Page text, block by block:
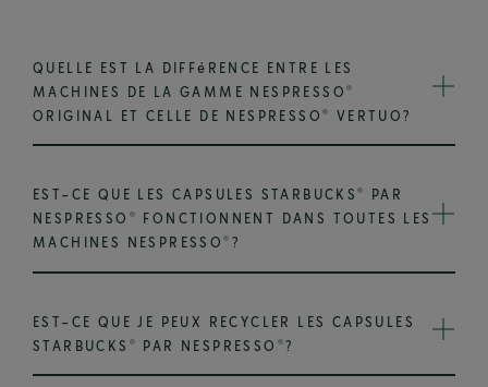
QUELLE EST LA DIFFéRENCE ENTRE LES
MACHINES DE LA GAMME NESPRESSO ®
ORIGINAL ET CELLE DE NESPRESSO ® VERTUO?
EST-CE QUE LES CAPSULES STARBUCKS®
PAR
NESPRESSO
®
FONCTIONNENT DANS TOUTES LES
MACHINES NESPRESSO® ?
EST-CE QUE JE PEUX RECYCLER LES CAPSULES
STARBUCKS
® PAR NESPRESSO ® ?